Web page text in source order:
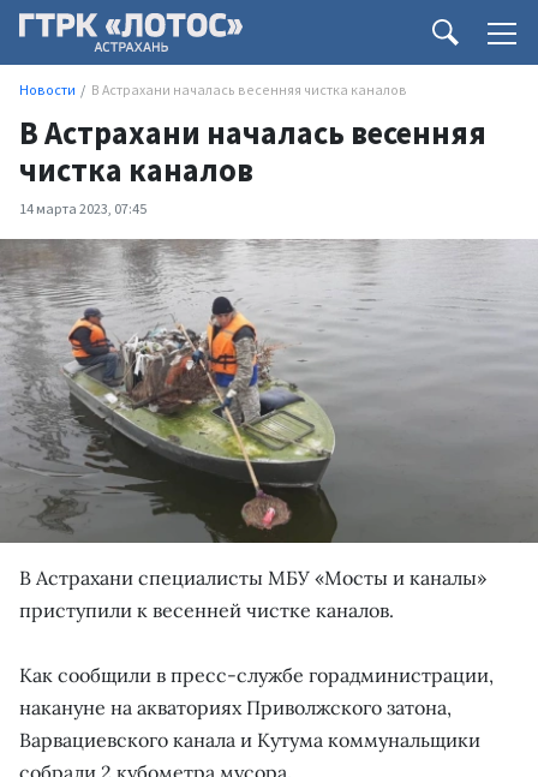
Новости В Астрахани началась весенняя чистка каналов
В Астрахани началась весенняя
чистка каналов
14 марта 2023, 07:45
В Астрахани специалисты МБУ «Мосты и каналы»
приступили к весенней чистке каналов.
Как сообщили в пресс-службе горадминистрации,
накануне на акваториях Приволжского затона,
Варвациевского канала и Кутума коммунальщики
собрали 2 кубометра мусора.